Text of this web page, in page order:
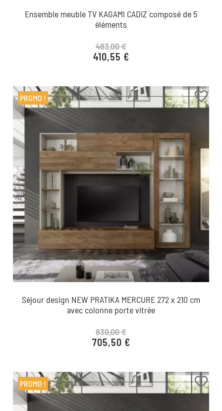
Ensemble meuble TV KAGAMI CADIZ composé de 5
éléments
Prix de base
483,00 €
Prix
410,55 €
favorite_border
Séjour design NEW PRATIKA MERCURE 272 x 210 cm
avec colonne porte vitrée
Prix de base
830,00 €
Prix
705,50 €
PROMO !
favorite_border
PROMO !